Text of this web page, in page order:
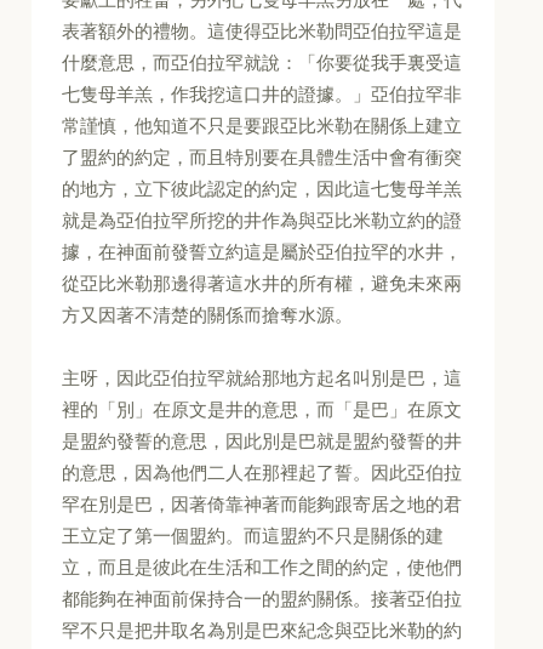
表著額外的禮物。這使得亞比米勒問亞伯拉罕這是
什麼意思，而亞伯拉罕就說：「你要從我手裏受這
七隻母羊羔，作我挖這口井的證據。」亞伯拉罕非
常謹慎，他知道不只是要跟亞比米勒在關係上建立
了盟約的約定，而且特別要在具體生活中會有衝突
的地方，立下彼此認定的約定，因此這七隻母羊羔
就是為亞伯拉罕所挖的井作為與亞比米勒立約的證
據，在神面前發誓立約這是屬於亞伯拉罕的水井，
從亞比米勒那邊得著這水井的所有權，避免未來兩
方又因著不清楚的關係而搶奪水源。
主呀，因此亞伯拉罕就給那地方起名叫別是巴，這
裡的「別」在原文是井的意思，而「是巴」在原文
是盟約發誓的意思，因此別是巴就是盟約發誓的井
的意思，因為他們二人在那裡起了誓。因此亞伯拉
罕在別是巴，因著倚靠神著而能夠跟寄居之地的君
王立定了第一個盟約。而這盟約不只是關係的建
立，而且是彼此在生活和工作之間的約定，使他們
都能夠在神面前保持合一的盟約關係。接著亞伯拉
罕不只是把井取名為別是巴來紀念與亞比米勒的約